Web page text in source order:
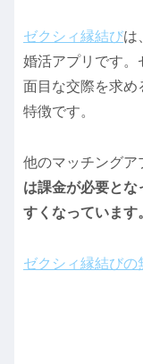
ゼクシィ縁結びは
婚活アプリです。
面目な交際を求め
特徴です。
他のマッチングア
は課金が必要と
すくなっています
ゼクシィ縁結びの